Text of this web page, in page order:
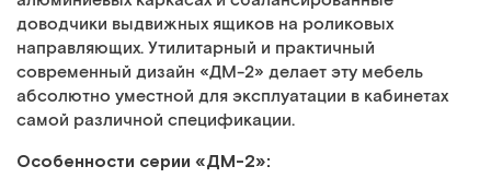
доводчики выдвижных ящиков на роликовых
направляющих. Утилитарный и практичный
современный дизайн «ДМ-2» делает эту мебель
абсолютно уместной для эксплуатации в кабинетах
самой различной спецификации.
Особенности серии «ДМ-2»: